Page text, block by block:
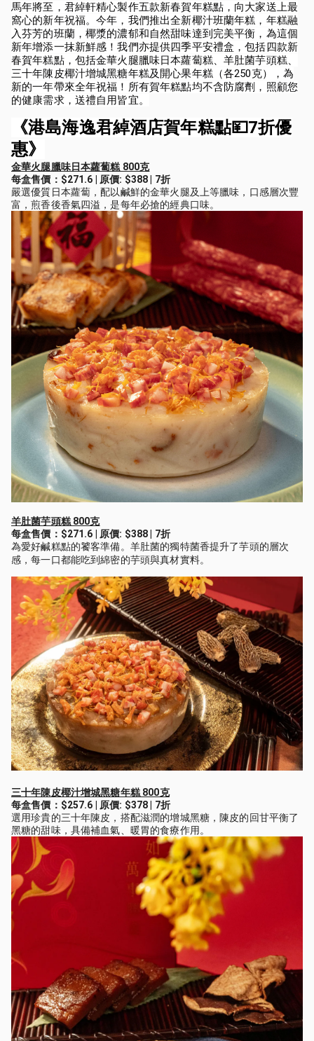
馬年將至，君綽軒精心製作五款新春賀年糕點，向大家送上最
窩心的新年祝福。今年，我們推出全新椰汁班蘭年糕，年糕融
入芬芳的班蘭，椰漿的濃郁和自然甜味達到完美平衡，為這個
新年增添一抹新鮮感！我們亦提供四季平安禮盒，包括四款新
春賀年糕點，包括金華火腿臘味日本蘿蔔糕、羊肚菌芋頭糕、
三十年陳皮椰汁增城黑糖年糕及開心果年糕（各250克），為
新的一年帶來全年祝福！所有賀年糕點均不含防腐劑，照顧您
的健康需求，送禮自用皆宜。
《港島海逸君綽酒店賀年糕點💴7折優
惠》
金華火腿臘味日本蘿蔔糕 800克
每盒售價：$271.6 | 原價: $388 | 7折
嚴選優質日本蘿蔔，配以鹹鮮的金華火腿及上等臘味，口感層次豐
富，煎香後香氣四溢，是每年必搶的經典口味。
羊肚菌芋頭糕 800克
每盒售價：$271.6 | 原價: $388 | 7折
為愛好鹹糕點的饕客準備。羊肚菌的獨特菌香提升了芋頭的層次
感，每一口都能吃到綿密的芋頭與真材實料。
三十年陳皮椰汁增城黑糖年糕 800克
每盒售價：$257.6 | 原價: $378 | 7折
選用珍貴的三十年陳皮，搭配滋潤的增城黑糖，陳皮的回甘平衡了
黑糖的甜味，具備補血氣、暖胃的食療作用。